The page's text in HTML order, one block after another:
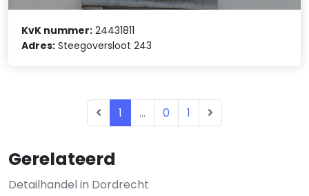
Gerelateerd
Detailhandel in Dordrecht
KvK nummer: 24431811
Adres: Steegoversloot 243
1 ... 0 1